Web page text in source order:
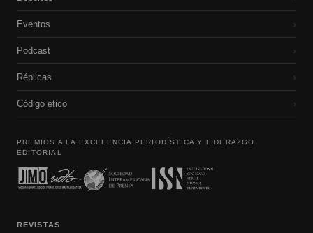
Eventos ›
Podcast ›
Réplicas ›
Código etico ›
PREMIOS A LA EXCELENCIA PERIODÍSTICA Y LIDERAZGO
EDITORIAL
REVISTAS